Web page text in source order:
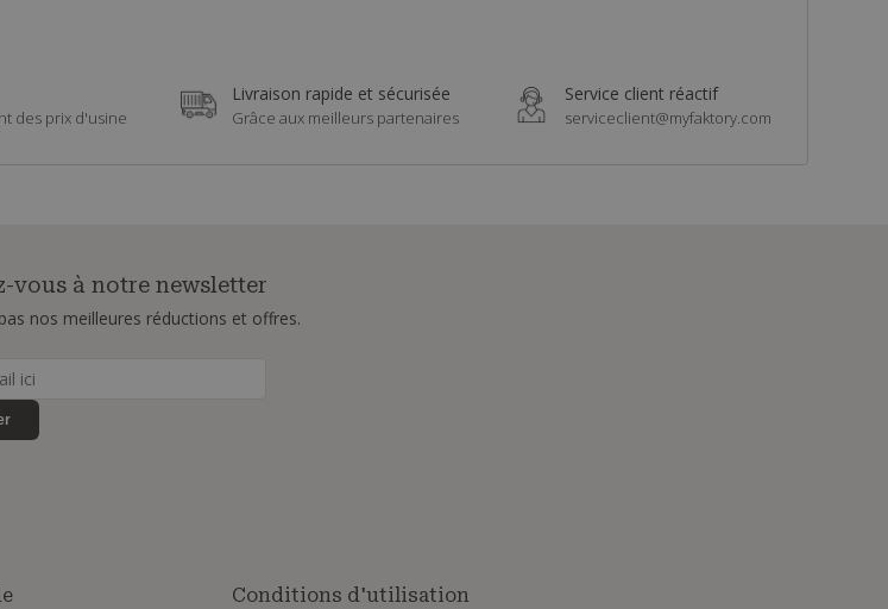
des prix d'usine
Livraison rapide et sécurisée
Grâce aux meilleurs partenaires
Service client réactif
serviceclient@myfaktory.com
vous à notre newsletter
nos meilleures réductions et offres.
Conditions d'utilisation